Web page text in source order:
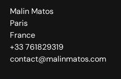
Malin Matos
Paris
France
+33 761829319
contact@malinmatos.com